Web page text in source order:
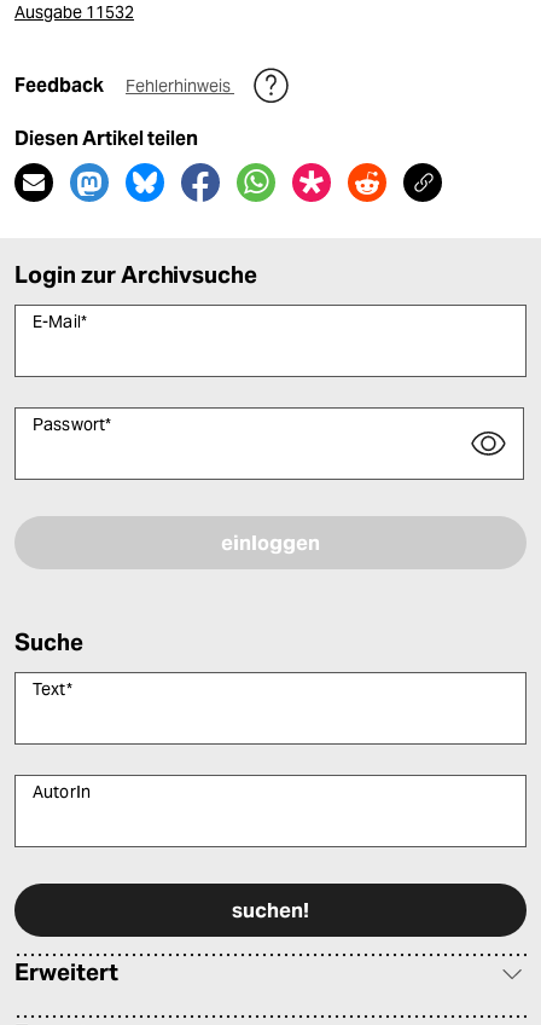
Ausgabe 11532
Feedback Fehlerhinweis
Diesen Artikel teilen
Login zur Archivsuche
E-Mail*
Passwort*
Suche
Text*
AutorIn
Erweitert